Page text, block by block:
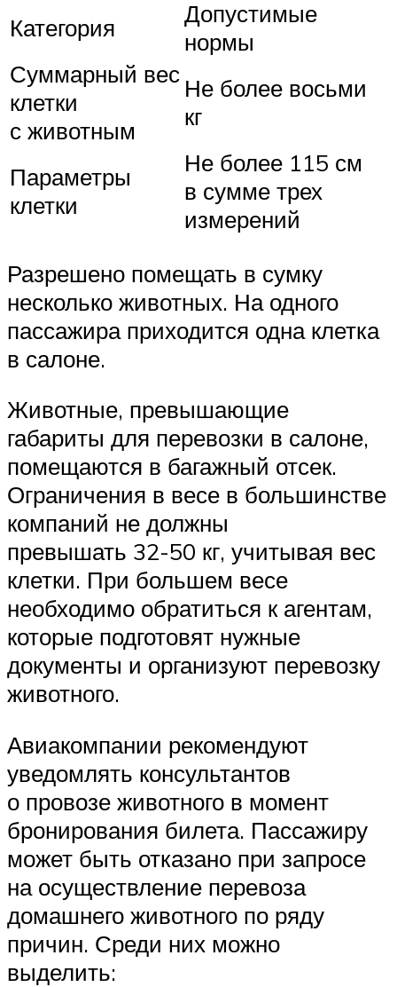
Категория
Допустимые
нормы
Суммарный вес
клетки
с животным
Не более восьми
кг
Параметры
клетки
Не более 115 см
в сумме трех
измерений
Разрешено помещать в сумку
несколько животных. На одного
пассажира приходится одна клетка
в салоне.
Животные, превышающие
габариты для перевозки в салоне,
помещаются в багажный отсек.
Ограничения в весе в большинстве
компаний не должны
превышать 32-50 кг, учитывая вес
клетки. При большем весе
необходимо обратиться к агентам,
которые подготовят нужные
документы и организуют перевозку
животного.
Авиакомпании рекомендуют
уведомлять консультантов
о провозе животного в момент
бронирования билета. Пассажиру
может быть отказано при запросе
на осуществление перевоза
домашнего животного по ряду
причин. Среди них можно
выделить: